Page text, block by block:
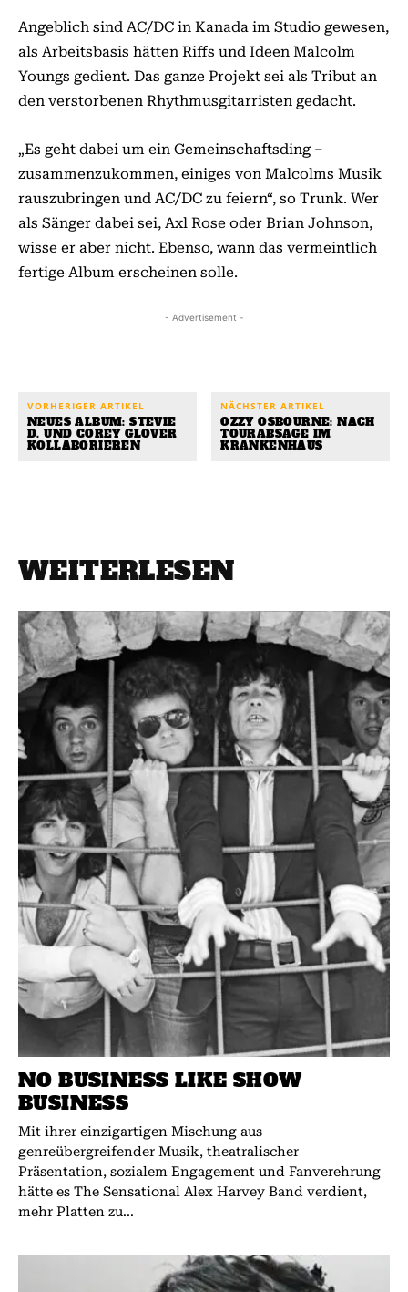
Angeblich sind AC/DC in Kanada im Studio gewesen,
als Arbeitsbasis hätten Riffs und Ideen Malcolm
Youngs gedient. Das ganze Projekt sei als Tribut an
den verstorbenen Rhythmusgitarristen gedacht.
„Es geht dabei um ein Gemeinschaftsding –
zusammenzukommen, einiges von Malcolms Musik
rauszubringen und AC/DC zu feiern“, so Trunk. Wer
als Sänger dabei sei, Axl Rose oder Brian Johnson,
wisse er aber nicht. Ebenso, wann das vermeintlich
fertige Album erscheinen solle.
- Advertisement -
VORHERIGER ARTIKEL
NEUES ALBUM: STEVIE
D. UND COREY GLOVER
KOLLABORIEREN
NÄCHSTER ARTIKEL
OZZY OSBOURNE: NACH
TOURABSAGE IM
KRANKENHAUS
WEITERLESEN
NO BUSINESS LIKE SHOW
BUSINESS
Mit ihrer einzigartigen Mischung aus
genreübergreifender Musik, theatralischer
Präsentation, sozialem Engagement und Fanverehrung
hätte es The Sensational Alex Harvey Band verdient,
mehr Platten zu...